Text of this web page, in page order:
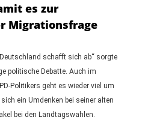
es zur
Migrationsfrage
schafft sich ab“ sorgte
politische Debatte. Auch im
Politikers geht es wieder viel um
ein Umdenken bei seiner alten
bei den Landtagswahlen.